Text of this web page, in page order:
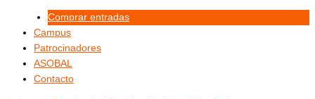
contenido
Comprar entradas
Campus
Patrocinadores
ASOBAL
Contacto